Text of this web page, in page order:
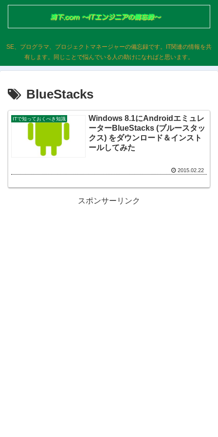
SE、プログラマ、プロジェクトマネージャーの備忘録です。IT関連の情報を共
有します。同じことで悩んでいる人の助けになればと思います。
BlueStacks
ITで知っておくべき知識
Windows 8.1にAndroidエミュレ
ーターBlueStacks (ブルースタッ
クス) をダウンロード＆インスト
ールしてみた
2015.02.22
スポンサーリンク